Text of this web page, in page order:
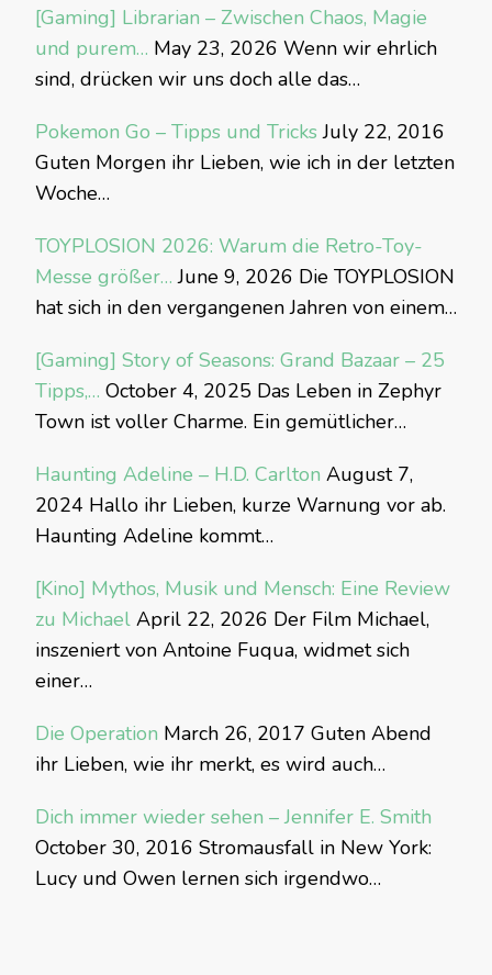
[Gaming] Librarian – Zwischen Chaos, Magie
und purem… May 23, 2026 Wenn wir ehrlich
sind, drücken wir uns doch alle das…
Pokemon Go – Tipps und Tricks July 22, 2016
Guten Morgen ihr Lieben, wie ich in der letzten
Woche…
TOYPLOSION 2026: Warum die Retro-Toy-
Messe größer… June 9, 2026 Die TOYPLOSION
hat sich in den vergangenen Jahren von einem…
[Gaming] Story of Seasons: Grand Bazaar – 25
Tipps,… October 4, 2025 Das Leben in Zephyr
Town ist voller Charme. Ein gemütlicher…
Haunting Adeline – H.D. Carlton August 7,
2024 Hallo ihr Lieben, kurze Warnung vor ab.
Haunting Adeline kommt…
[Kino] Mythos, Musik und Mensch: Eine Review
zu Michael April 22, 2026 Der Film Michael,
inszeniert von Antoine Fuqua, widmet sich
einer…
Die Operation March 26, 2017 Guten Abend
ihr Lieben, wie ihr merkt, es wird auch…
Dich immer wieder sehen – Jennifer E. Smith
October 30, 2016 Stromausfall in New York:
Lucy und Owen lernen sich irgendwo…